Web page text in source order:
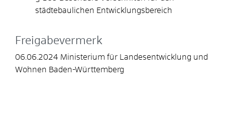
städtebaulichen Entwicklungsbereich
Freigabevermerk
06.06.2024 Ministerium für Landesentwicklung und
Wohnen Baden-Württemberg